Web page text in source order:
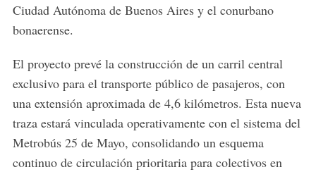
Ciudad Autónoma de Buenos Aires y el conurbano
bonaerense.
El proyecto prevé la construcción de un carril central
exclusivo para el transporte público de pasajeros, con
una extensión aproximada de 4,6 kilómetros. Esta nueva
traza estará vinculada operativamente con el sistema del
Metrobús 25 de Mayo, consolidando un esquema
continuo de circulación prioritaria para colectivos en